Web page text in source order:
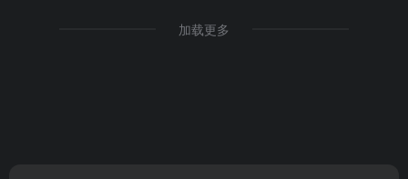
加载更多